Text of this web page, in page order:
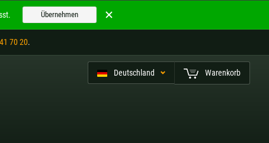
Deutschland Warenkorb
Übernehmen
70 20.